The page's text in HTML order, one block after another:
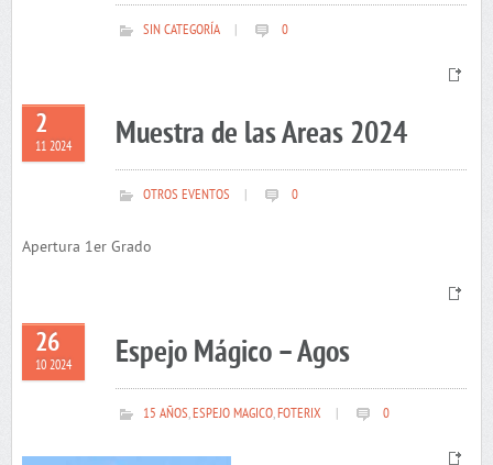
SIN CATEGORÍA 0
2
11 2024 Muestra de las Areas 2024
OTROS EVENTOS 0
Apertura 1er Grado
26
10 2024 Espejo Mágico – Agos
15 AÑOS,ESPEJO MAGICO,FOTERIX 0